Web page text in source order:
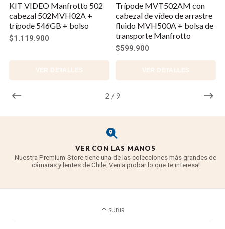
2 / 9
KIT VIDEO Manfrotto 502
cabezal 502MVH02A +
trípode 546GB + bolso
$1.119.900
VER DETALLES
Trípode MVT502AM con
cabezal de vídeo de arrastre
fluido MVH500A + bolsa de
transporte Manfrotto
$599.900
VER DETALLES
VER CON LAS MANOS
Nuestra Premium-Store tiene una de las colecciones más grandes de
cámaras y lentes de Chile. Ven a probar lo que te interesa!
SUBIR